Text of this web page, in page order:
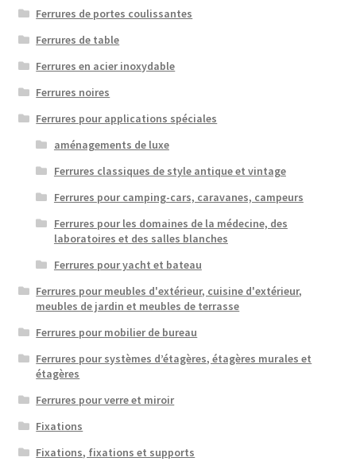
Ferrures de portes coulissantes
Ferrures de table
Ferrures en acier inoxydable
Ferrures noires
Ferrures pour applications spéciales
aménagements de luxe
Ferrures classiques de style antique et vintage
Ferrures pour camping-cars, caravanes, campeurs
Ferrures pour les domaines de la médecine, des
laboratoires et des salles blanches
Ferrures pour yacht et bateau
Ferrures pour meubles d'extérieur, cuisine d'extérieur,
meubles de jardin et meubles de terrasse
Ferrures pour mobilier de bureau
Ferrures pour systèmes d’étagères, étagères murales et
étagères
Ferrures pour verre et miroir
Fixations
Fixations, fixations et supports